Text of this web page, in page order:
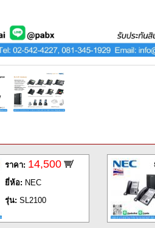
ราคา: 14,500
ยี่ห้อ:NEC
รุ่น:SL2100